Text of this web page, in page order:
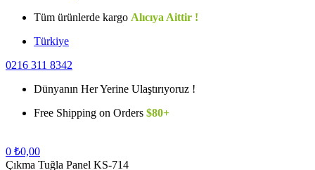
Tüm ürünlerde kargo Alıcıya Aittir !
Türkiye
0216 311 8342
Dünyanın Her Yerine Ulaştırıyoruz !
Free Shipping on Orders $80+
0 ₺0,00
Çıkma Tuğla Panel KS-714